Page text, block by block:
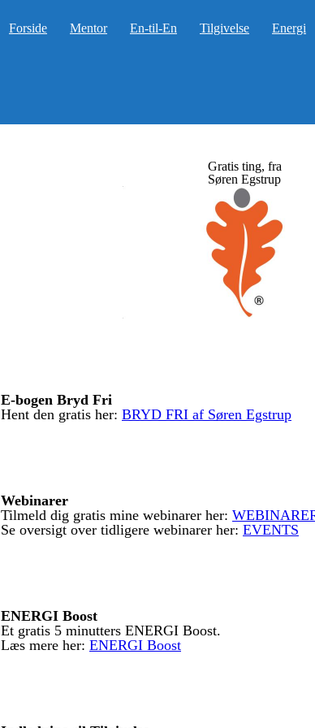
Forside Mentor En-til-En Tilgivelse Energi
Gratis ting, fra
Søren Egstrup
E-bogen Bryd Fri
Hent den gratis her: BRYD FRI af Søren Egstrup
Webinarer
Tilmeld dig gratis mine webinarer her:
Se oversigt over tidligere webinarer her: EVENTS
ENERGI Boost
Et gratis 5 minutters ENERGI Boost.
Læs mere her: ENERGI Boost